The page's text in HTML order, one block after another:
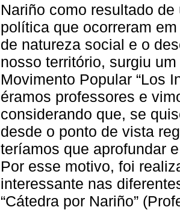
Nariño como resultado
política que ocorreram
de natureza social e o
nosso território, surgiu
Movimento Popular “Los
éramos professores e
considerando que, se
desde o ponto de vista
teríamos que aprofundar
Por esse motivo, foi
interessante nas
“Cátedra por Nariño”